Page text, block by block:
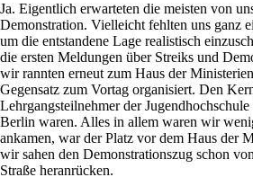
Ja. Eigentlich erwarteten die meisten von
Demonstration. Vielleicht fehlten uns ganz
um die entstandene Lage realistisch
die ersten Meldungen über Streiks und
wir rannten erneut zum Haus der
Gegensatz zum Vortag organisiert. Den
Lehrgangsteilnehmer der
Berlin waren. Alles in allem waren wir
ankamen, war der Platz vor dem Haus der
wir sahen den Demonstrationszug schon
Straße heranrücken.